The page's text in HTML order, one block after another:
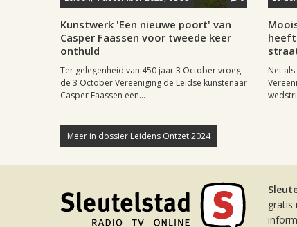
Kunstwerk 'Een nieuwe poort' van
Casper Faassen voor tweede keer
onthuld
Ter gelegenheid van 450 jaar 3 October vroeg
de 3 October Vereeniging de Leidse kunstenaar
Casper Faassen een...
Net
Meer in dossier Leidens Ontzet 2024
gratis